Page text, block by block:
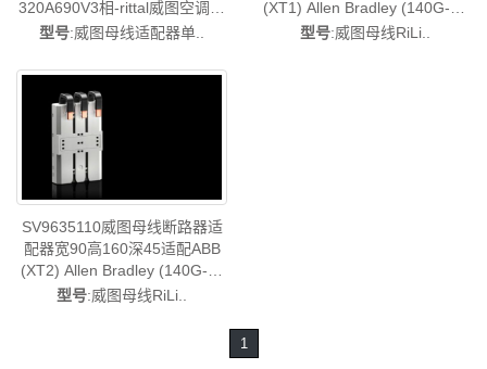
320A690V3相-rittal威图空调维
修威图电柜威图母线威图风扇
型号:威图母线适配器单..
(XT1) Allen Bradley (140G-G)
Siemens (3VA10, 3VA11,
型号:威图母线RiLi..
SV9635110威图母线断路器适
配器宽90高160深45适配ABB
(XT2) Allen Bradley (140G-H)
Eaton (NZM1)-德国威图制造-
型号:威图母线RiLi..
1